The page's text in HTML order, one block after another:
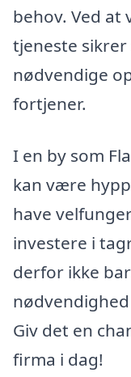
behov. Ved
tjeneste
nødvendige
fortjener.
I en by som
kan være
have
investere i
derfor ikke
Giv det en
firma i dag!